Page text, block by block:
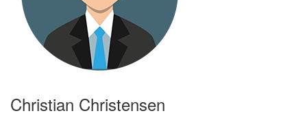
Christian Christensen